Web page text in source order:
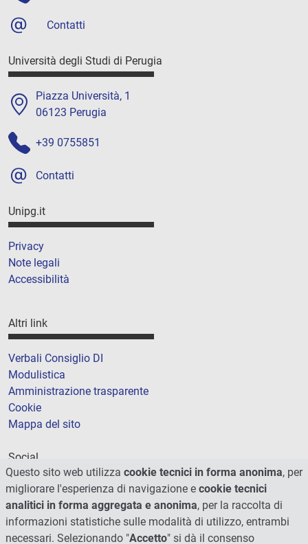
Contatti
Università degli Studi di Perugia
Piazza Università, 1
06123 Perugia
+39 0755851
Contatti
Unipg.it
Privacy
Note legali
Accessibilità
Altri link
Verbali Consiglio DI
Modulistica
Amministrazione trasparente
Cookie
Mappa del sito
Social
Questo sito web utilizza cookie tecnici in forma anonima, per
migliorare l'esperienza di navigazione e cookie tecnici
analitici in forma aggregata e anonima, per la raccolta di
informazioni statistiche sulle modalità di utilizzo, entrambi
necessari. Selezionando "Accetto" si dà il consenso